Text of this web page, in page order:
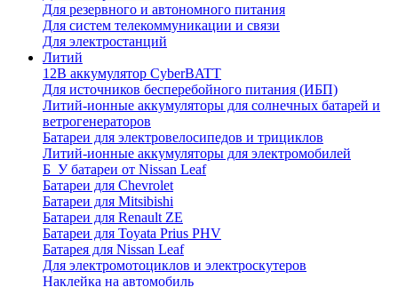
Для резервного и автономного питания
Для систем телекоммуникации и связи
Для электростанций
Литий
12В аккумулятор CyberBATT
Для источников бесперебойного питания (ИБП)
Литий-ионные аккумуляторы для солнечных батарей и
ветрогенераторов
Батареи для электровелосипедов и трициклов
Литий-ионные аккумуляторы для электромобилей
Б_У батареи от Nissan Leaf
Батареи для Chevrolet
Батареи для Mitsibishi
Батареи для Renault ZE
Батареи для Toyata Prius PHV
Батарея для Nissan Leaf
Для электромотоциклов и электроскутеров
Наклейка на автомобиль